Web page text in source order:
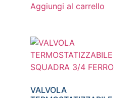
Aggiungi al carrello
VALVOLA